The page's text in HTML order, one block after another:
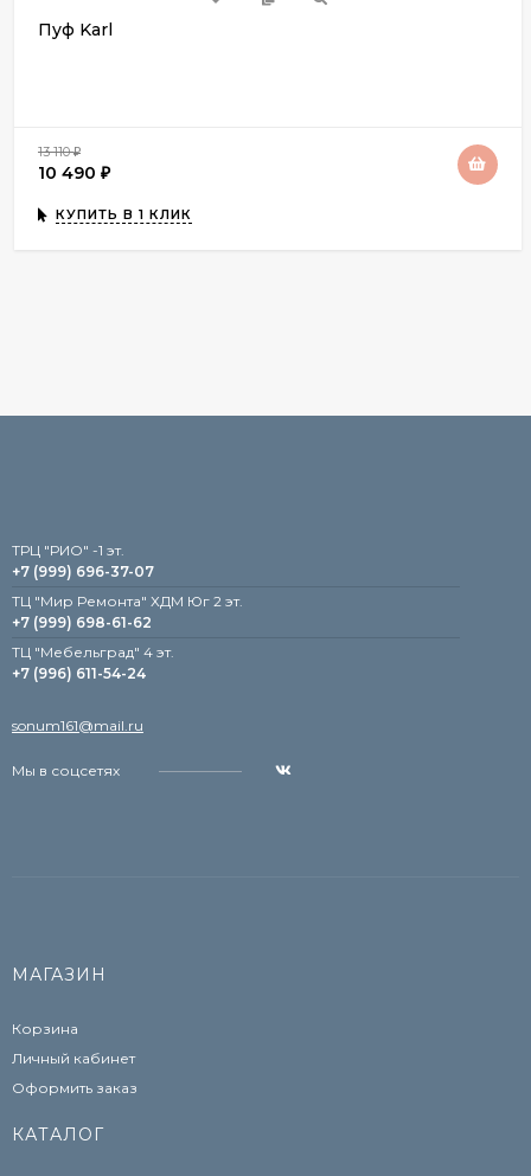
Пуф Karl
13 110₽
10 490 ₽
КУПИТЬ В 1 КЛИК
TРЦ "РИО" -1 эт.
+7 (999) 696-37-07
ТЦ "Мир Ремонта" ХДМ Юг 2 эт.
+7 (999) 698-61-62
TЦ "Мебельград" 4 эт.
+7 (996) 611-54-24
sonum161@mail.ru
Мы в соцсетях
МАГАЗИН
Корзина
Личный кабинет
Оформить заказ
КАТАЛОГ